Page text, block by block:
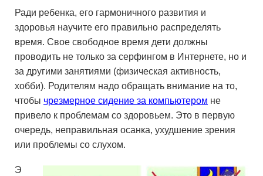
Ради ребенка, его гармоничного развития и
здоровья научите его правильно распределять
время. Свое свободное время дети должны
проводить не только за серфингом в Интернете, но и
за другими занятиями (физическая активность,
хобби). Родителям надо обращать внимание на то,
чтобы чрезмерное сидение за компьютером не
привело к проблемам со здоровьем. Это в первую
очередь, неправильная осанка, ухудшение зрения
или проблемы со слухом.
Э